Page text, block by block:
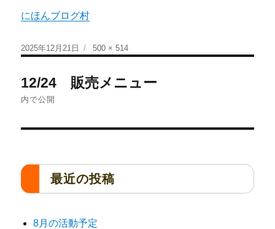
にほんブログ村
2025年12月21日 500 × 514
12/24 販売メニュー
内で公開
最近の投稿
8月の活動予定